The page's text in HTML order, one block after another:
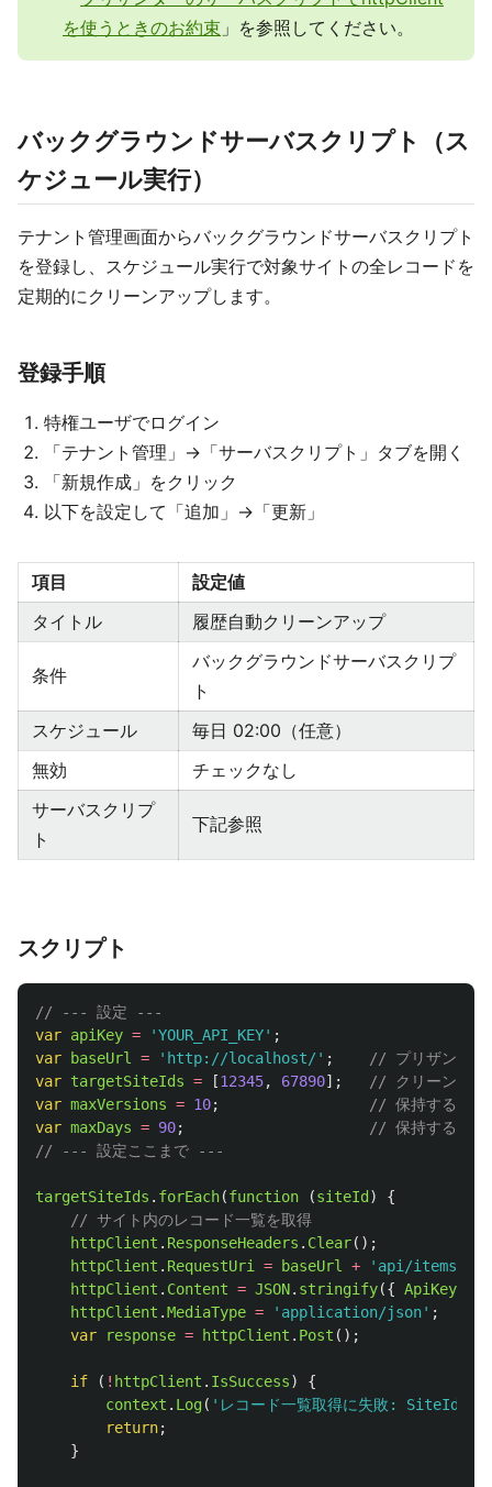
を使うときのお約束 」を参照してください。
バックグラウンドサーバスクリプト（ス
ケジュール実行）
テナント管理画面からバックグラウンドサーバスクリプト
を登録し、スケジュール実行で対象サイトの全レコードを
定期的にクリーンアップします。
登録手順
特権ユーザでログイン
「テナント管理」→「サーバスクリプト」タブを開く
「新規作成」をクリック
以下を設定して「追加」→「更新」
項目
設定値
タイトル
履歴自動クリーンアップ
条件
バックグラウンドサーバスクリプ
ト
スケジュール
毎日 02:00（任意）
無効
チェックなし
サーバスクリプ
ト
下記参照
スクリプト
// --- 設定 ---
var apiKey = 'YOUR_API_KEY' ;
var
baseUrl = ' http://localhost/' ;
// プリザンター
var targetSiteIds = [12345, 67890];
// クリーンアッ
var maxVersions = 10;
// 保持するバー
var maxDays = 90;
// 保持する日数
// --- 設定ここまで ---
targetSiteIds . forEach(function (siteId )
{
// サイト内のレコード一覧を取得
httpClient . ResponseHeaders . Clear();
httpClient . RequestUri = baseUrl + ' api/items/
httpClient . Content = JSON. stringify({ ApiKey
httpClient .MediaType = ' application/json' ;
var
response = httpClient . Post ();
if ( ! httpClient . IsSuccess)
{
context . Log( ' レコード一覧取得に失敗: SiteId=
return;
}